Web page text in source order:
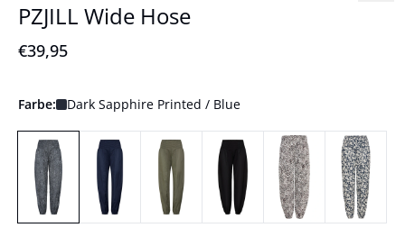
PZJILL Wide Hose
€39,95
Farbe: Dark Sapphire Printed / Blue